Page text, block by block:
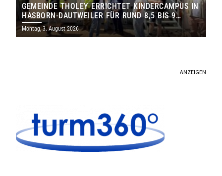
GEMEINDE THOLEY ERRICHTET KINDERCAMPUS IN
HASBORN-DAUTWEILER FÜR RUND 8,5 BIS 9
MILLIONEN EURO
Montag, 3. August 2026
ANZEIGEN